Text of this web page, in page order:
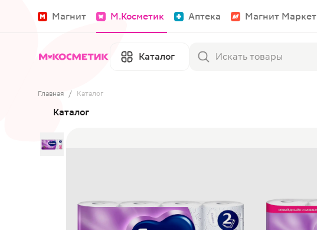
Магнит М.Косметик Аптека Магнит Маркет
Каталог
Главная / Каталог
Каталог